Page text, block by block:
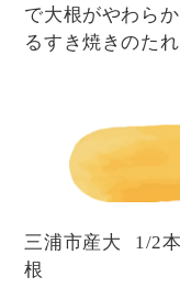
で大根がやわら
るすき焼きのた
三浦市産大
根
1/2本